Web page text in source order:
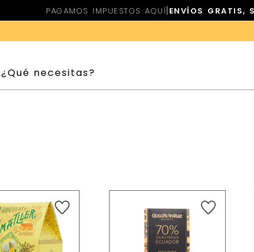
PAGAMOS IMPUESTOS AQUÍ| ENVÍOS GRATIS,